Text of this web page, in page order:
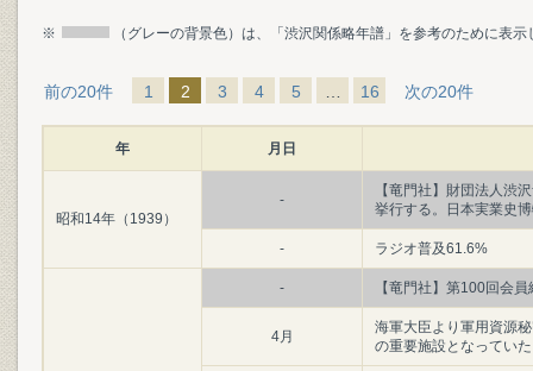
※ （グレーの背景色）は、「渋沢関係略年譜」を参考のために表
前の20件 1 2 3 4 5 16 次の20件
年 月日
昭和14年（1939）
-
【竜門社】財団法人渋
挙行する。日本実業史
- ラジオ普及61.6%
- 【竜門社】第100回会
4月
海軍大臣より軍用資源
の重要施設となってい